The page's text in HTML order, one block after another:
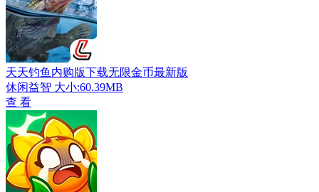
天天钓鱼内购版下载无限金币最新版
休闲益智 大小:60.39MB
查 看